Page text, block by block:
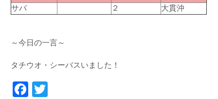
店舗情報
Shop Info.
公式ブログ
Blog
Contact us
採用情報
サバ
２ 大貫沖
～今日の一言～
タチウオ・シーバスいました！
Facebook